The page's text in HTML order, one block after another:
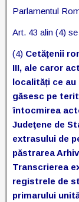
Parlamentul
Art. 43 alin (4)
(4) Cetățenii
III, ale caror
localități ce au
găsesc pe
întocmirea
Judeţene de
extrasului de
păstrarea
Transcrierea
registrele de
primarului